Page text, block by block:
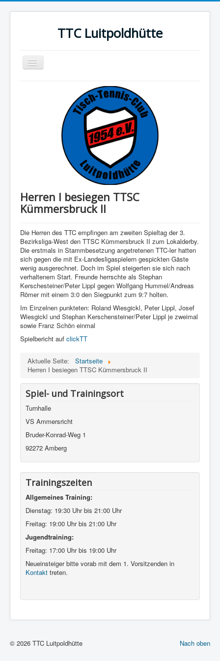
TTC Luitpoldhütte
Navigation
an/aus
Vereinsführung
Herren I besiegen TTSC
Kümmersbruck II
Die Herren des TTC empfingen am zweiten Spieltag der 3.
Bezirksliga-West den TTSC Kümmersbruck II zum Lokalderby.
Die erstmals in Stammbesetzung angetretenen TTC-ler hatten
sich gegen die mit Ex-Landesligaspielern gespickten Gäste
wenig ausgerechnet. Doch im Spiel steigerten sie sich nach
verhaltenem Start. Freunde herrschte als Stephan
Kerschesteiner/Peter Lippl gegen Wolfgang Hummel/Andreas
Römer mit einem 3:0 den Siegpunkt zum 9:7 holten.
Im Einzelnen punkteten: Roland Wiesgickl, Peter Lippl, Josef
Wiesgickl und Stephan Kerschensteiner/Peter Lippl je zweimal
sowie Franz Schön einmal
Spielbericht auf clickTT
Aktuelle Seite:
Startseite
Herren I besiegen TTSC Kümmersbruck II
Spiel- und Trainingsort
Turnhalle
VS Ammersricht
Bruder-Konrad-Weg 1
92272 Amberg
Trainingszeiten
Allgemeines Training:
Dienstag: 19:30 Uhr bis 21:00 Uhr
Freitag: 19:00 Uhr bis 21:00 Uhr
Jugendtraining:
Freitag: 17:00 Uhr bis 19:00 Uhr
Neueinsteiger bitte vorab mit dem 1. Vorsitzenden in
Kontakt treten.
Nach oben
© 2026 TTC Luitpoldhütte